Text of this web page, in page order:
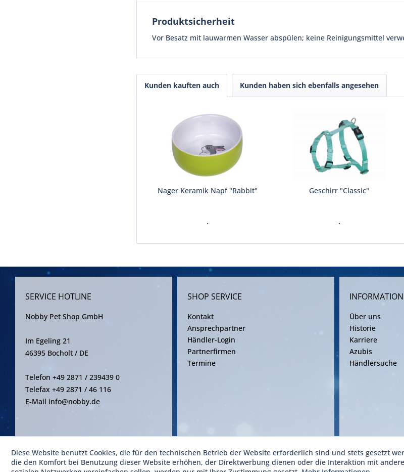
Produktsicherheit
Vor Besatz mit lauwarmen Wasser abspülen; keine Reinigungsmittel
Kunden kauften auch Kunden haben sich ebenfalls angesehen
Nager Keramik Napf "Rabbit"
.
Geschirr "Classic"
.
SERVICE HOTLINE
Nobby Pet Shop GmbH
Im Egeling 21
46395 Bocholt / DE
Telefon +49 2871 / 239439 0
Telefax +49 2871 / 46 116
E-Mail info@nobby.de
SHOP SERVICE
Kontakt
Ansprechpartner
Händler-Login
Partnerfirmen
Termine
Über uns
Historie
Karriere
Azubis
Händlersuche
* Alle Preise inkl. gesetzl. Mehrwertsteuer zzgl. Versandkosten gemäß
Diese Website benutzt Cookies, die für den technischen Betrieb der Website erforderlich sind und stets gesetzt
die den Komfort bei Benutzung dieser Website erhöhen, der Direktwerbung dienen oder die Interaktion mit